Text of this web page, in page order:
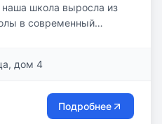
школа выросла из
в современный
ответы, анализировать,
развития, не бояться
мнение — это качества
дом 4
Подробнее